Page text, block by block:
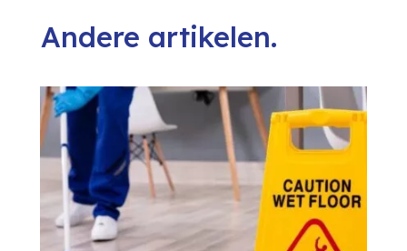
Andere artikelen.